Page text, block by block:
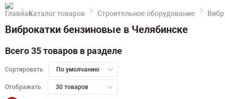
Каталог товаров Строительное оборудование
Виброкатки бензиновые в Челябинске
Всего 35 товаров в разделе
Сортировать По умолчанию
Отображать 30 товаров